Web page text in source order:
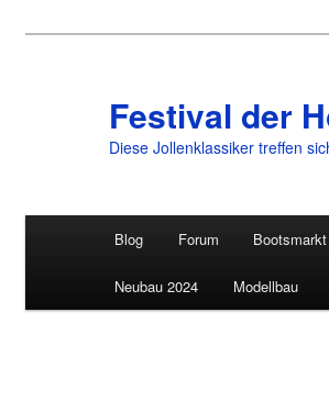
Festival der
Diese Jollenklassiker treffen
Zum
primären
Blog Forum Bootsmarkt
Neubau 2024 Modellbau